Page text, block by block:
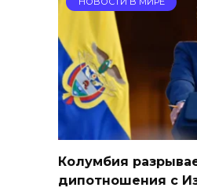
Колумбия
дипотношения с